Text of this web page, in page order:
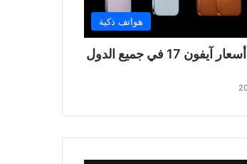
هواتف ذكية
مقارنة بين أسعار آيفون 17 في جميع الدول